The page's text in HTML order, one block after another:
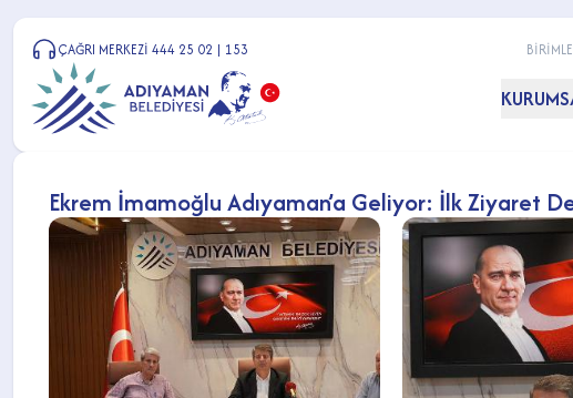
ÇAĞRI MERKEZİ 444 25 02 | 153
Ekrem İmamoğlu Adıyaman’a Geliyor: İlk Ziyaret